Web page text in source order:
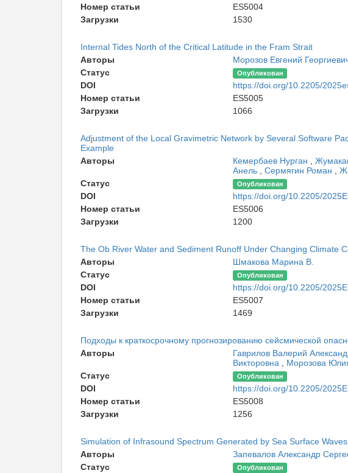
Номер статьи
ES5004
Загрузки
1530
Internal Tides North of the Critical Latitude in the Fram Strait
Авторы
Морозов Евгений
Статус
Опубликован
DOI
https://doi.org/10.2205/
Номер статьи
ES5005
Загрузки
1066
Adjustment of the Local Gravimetric Network by Several Software
Example
Авторы
Кемербаев Нурган
Анель
Сермягин Роман
Статус
Опубликован
DOI
https://doi.org/10.2205/
Номер статьи
ES5006
Загрузки
1200
The Ob River Water and Sediment Runoff Under Changing Climate
Авторы
Шмакова Марина В.
Статус
Опубликован
DOI
https://doi.org/10.2205/
Номер статьи
ES5007
Загрузки
1469
Подходы к краткосрочному прогнозированию сейсмической
Авторы
Гаврилов Валерий
Викторовна
Морозова
Статус
Опубликован
DOI
https://doi.org/10.2205/
Номер статьи
ES5008
Загрузки
1256
Simulation of Infrasound Spectrum Generated by Sea Surface Waves
Авторы
Запевалов Александр
Статус
Опубликован